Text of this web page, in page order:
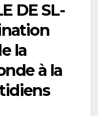
DE SL-
la
à la